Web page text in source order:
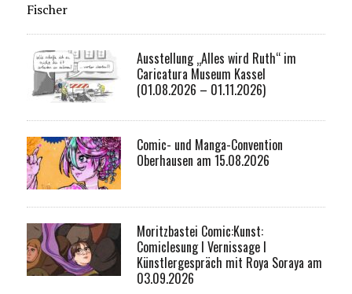
Fischer
Ausstellung „Alles wird Ruth“ im
Caricatura Museum Kassel
(01.08.2026 – 01.11.2026)
Comic- und Manga-Convention
Oberhausen am 15.08.2026
Moritzbastei Comic:Kunst:
Comiclesung I Vernissage I
Künstlergespräch mit Roya Soraya am
03.09.2026